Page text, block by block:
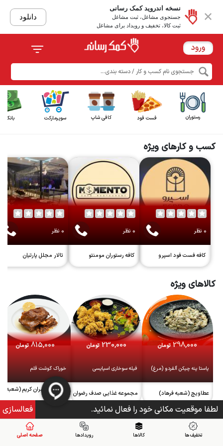
✕
نسخه اندروید کمک‌ رسانی
جستجوی مشاغل، ثبت مشاغل
ثبت کالا، تخفیف و رویداد برای مشاغل
دانلود
ورود
جستجوی نام کسب و کار / دسته بندی...
رستوران فست فود کافی شاپ سوپرمارکت بانک
کسب و کارهای ویژه
0 نظر
کافه فست فود اسپرو
0 نظر
کافه رستوران مومنتو
0 نظر
تالار مجلل پارتیان
کالاهای ویژه
298,000 تومان
پاستا پنه چیکن آلفردو (مرغ)
عطاویچ (شعبه فرهاد)
230,000 تومان
فیله سوخاری اسپایسی
مجموعه غذایی صدف رضوان
815,000 تومان
خوراک گوشت قلم
رستوران پسران کریم (شعبه
فرهاد)
تخفیف های ویژه
%
لطفا موقعیت مکانی خود را فعال نمائید. فعالسازی
تخفیف ها کالاها رویدادها صفحه اصلی